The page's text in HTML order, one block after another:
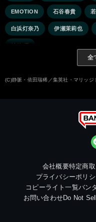
EMOTION 石谷春貴
白浜灯奈乃 伊瀬茉莉也
祐仙 勇
全
(C)静脈・依田瑞稀／集英社・マリッジ
会社概要特定商
プライバシーポリ
コピーライト一覧バン
お問い合わせDo Not